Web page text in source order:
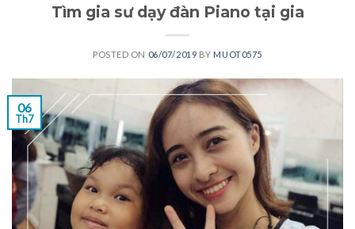
Tìm gia sư dạy đàn Piano tại gia
POSTED ON 06/07/2019 BY MUOT0575
06
Th7